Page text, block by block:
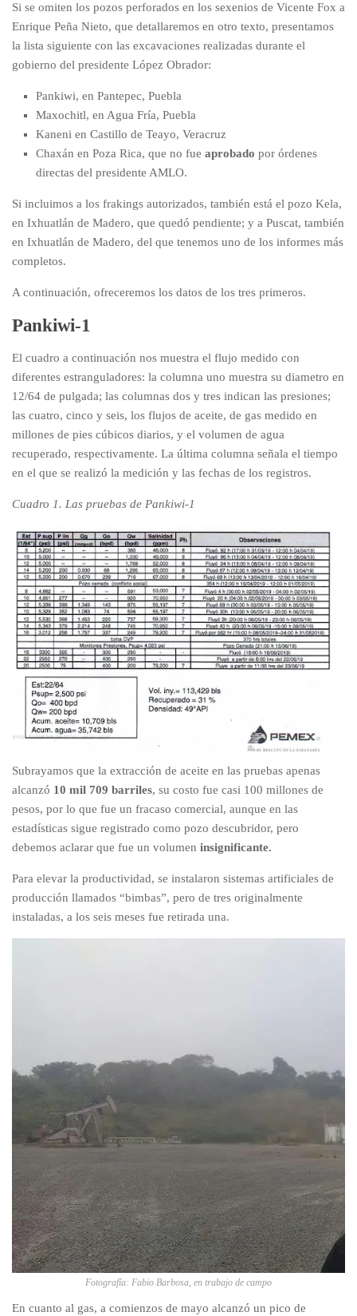
Si se omiten los pozos perforados en los sexenios de Vicente Fox a
Enrique Peña Nieto, que detallaremos en otro texto, presentamos
la lista siguiente con las excavaciones realizadas durante el
gobierno del presidente López Obrador:
Pankiwi, en Pantepec, Puebla
Maxochitl, en Agua Fría, Puebla
Kaneni en Castillo de Teayo, Veracruz
Chaxán en Poza Rica, que no fue aprobado por órdenes
directas del presidente AMLO.
Si incluimos a los frakings autorizados, también está el pozo Kela,
en Ixhuatlán de Madero, que quedó pendiente; y a Puscat, también
en Ixhuatlán de Madero, del que tenemos uno de los informes más
completos.
A continuación, ofreceremos los datos de los tres primeros.
Pankiwi-1
El cuadro a continuación nos muestra el flujo medido con
diferentes estranguladores: la columna uno muestra su diametro en
12/64 de pulgada; las columnas dos y tres indican las presiones;
las cuatro, cinco y seis, los flujos de aceite, de gas medido en
millones de pies cúbicos diarios, y el volumen de agua
recuperado, respectivamente. La última columna señala el tiempo
en el que se realizó la medición y las fechas de los registros.
Cuadro 1. Las pruebas de Pankiwi-1
Subrayamos que la extracción de aceite en las pruebas apenas
alcanzó 10 mil 709 barriles, su costo fue casi 100 millones de
pesos, por lo que fue un fracaso comercial, aunque en las
estadísticas sigue registrado como pozo descubridor, pero
debemos aclarar que fue un volumen insignificante.
Para elevar la productividad, se instalaron sistemas artificiales de
producción llamados “bimbas”, pero de tres originalmente
instaladas, a los seis meses fue retirada una.
Fotografía: Fabio Barbosa, en trabajo de campo
En cuanto al gas, a comienzos de mayo alcanzó un pico de